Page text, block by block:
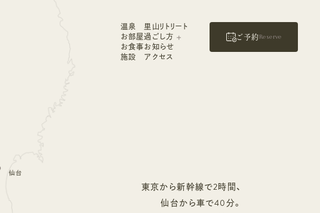
温泉
温泉
お部屋
お部屋
お食事
お食事
施設
里山リトリート
里山リトリート
過ごし方
過ごし方
お知らせ
お知らせ
アクセス
ご予約Reserve
東京から新幹線で2時間、
仙台から車で40分。